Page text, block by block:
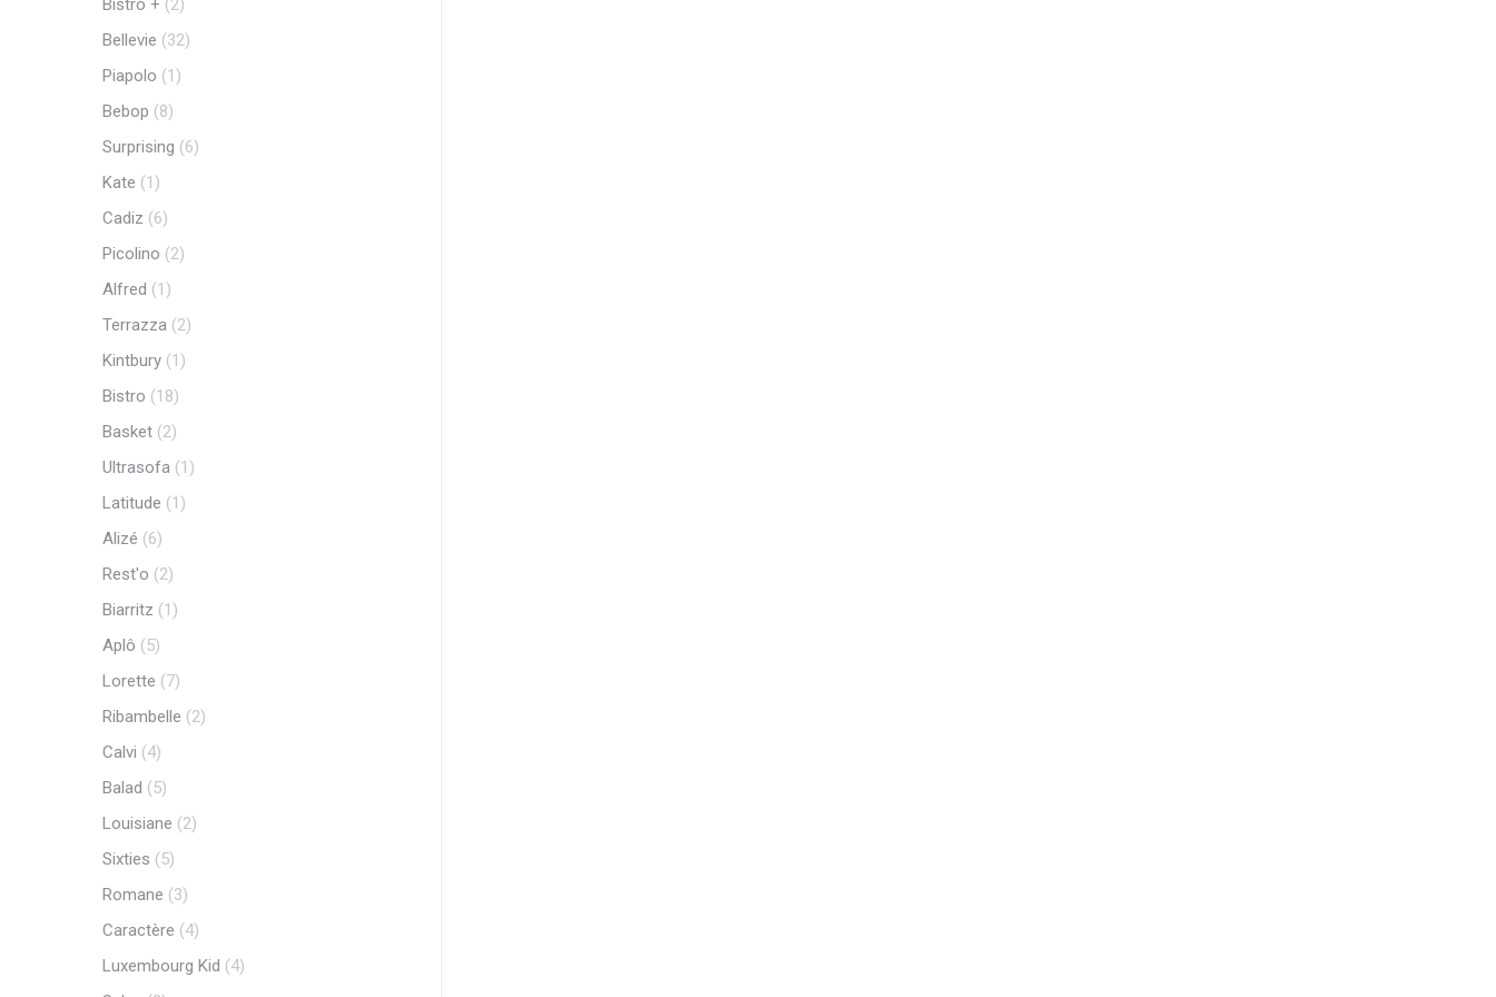
Bistro + (2)
Bellevie (32)
Piapolo (1)
Bebop (8)
Surprising (6)
Kate (1)
Cadiz (6)
Picolino (2)
Alfred (1)
Terrazza (2)
Kintbury (1)
Bistro (18)
Basket (2)
Ultrasofa (1)
Latitude (1)
Alizé (6)
Rest'o (2)
Biarritz (1)
Aplô (5)
Lorette (7)
Ribambelle (2)
Calvi (4)
Balad (5)
Louisiane (2)
Sixties (5)
Romane (3)
Caractère (4)
Luxembourg Kid (4)